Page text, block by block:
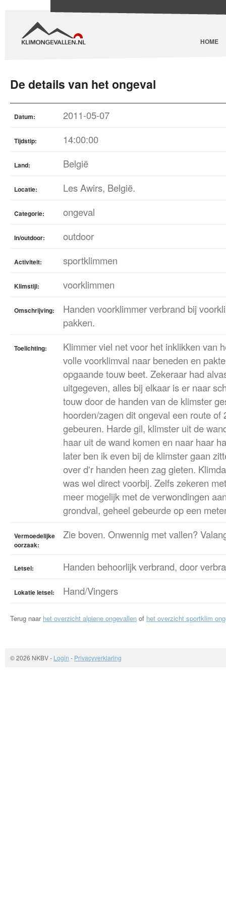
HOME
De details van het ongeval
Datum: 2011-05-07
Tijdstip: 14:00:00
Land: België
Locatie: Les Awirs, België.
Categorie: ongeval
In/outdoor: outdoor
Activiteit: sportklimmen
Klimstijl: voorklimmen
Omschrijving:
Handen voorklimmer verbrand bij
pakken.
Toelichting:
Klimmer viel net voor het inklikken van
volle voorklimval naar beneden en
opgaande touw beet. Zekeraar had
uitgegeven, alles bij elkaar is er naar
touw door de handen van de klimster
hoorden/zagen dit ongeval een route of
gebeuren. Harde gil, klimster uit de
haar uit de wand komen en naar haar
later ben ik even bij de klimster gaan
over d'r handen heen zag gieten.
was wel direct voorbij. Zelfs zekeren
meer mogelijk met de verwondingen
grondval, geheel gebeurde op een
Vermoedelijke
oorzaak:
Zie boven. Onwennig met vallen?
Letsel: Handen behoorlijk verbrand, door
Lokatie letsel: Hand/Vingers
Terug naar het overzicht alpiene ongevallen of het overzicht sportklim
© 2026 NKBV- Login - Privacyverklaring